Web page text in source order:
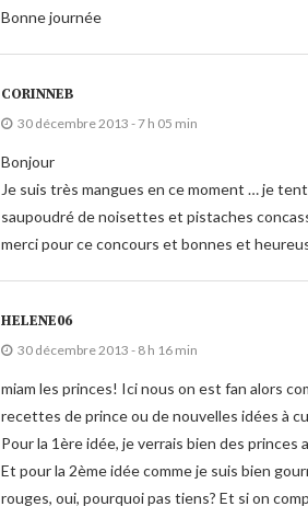
Bonne journée
CORINNEB
30 décembre 2013 - 7 h 05 min
Bonjour
Je suis très mangues en ce moment … je
saupoudré de noisettes et pistaches
merci pour ce concours et bonnes et
HELENE06
30 décembre 2013 - 8 h 16 min
miam les princes! Ici nous on est fan alors
recettes de prince ou de nouvelles idées à
Pour la 1ère idée, je verrais bien des
Et pour la 2ème idée comme je suis bien
rouges, oui, pourquoi pas tiens? Et si on